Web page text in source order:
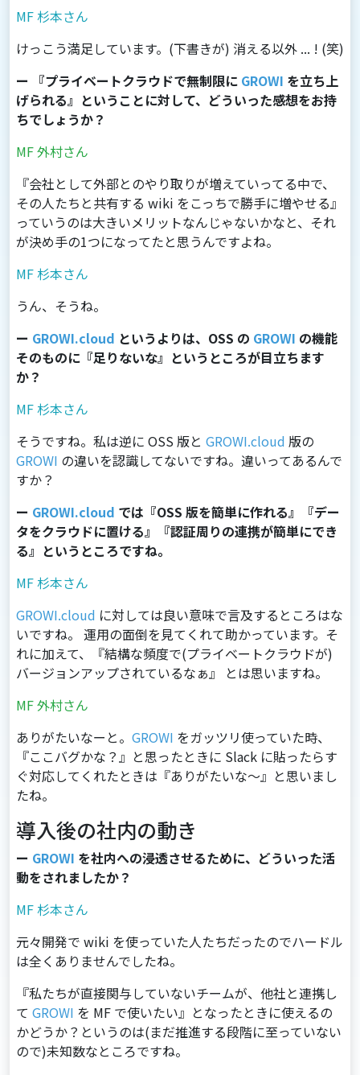
MF 杉本さん
けっこう満足しています。(下書きが) 消える以外 ... ! (笑)
ー 『プライベートクラウドで無制限に GROWI を立ち上
げられる』ということに対して、どういった感想をお持
ちでしょうか？
MF 外村さん
『会社として外部とのやり取りが増えていってる中で、
その人たちと共有する wiki をこっちで勝手に増やせる』
っていうのは大きいメリットなんじゃないかなと、それ
が決め手の1つになってたと思うんですよね。
MF 杉本さん
うん、そうね。
ー GROWI.cloud というよりは、OSS の GROWI の機能
そのものに『足りないな』というところが目立ちます
か？
MF 杉本さん
そうですね。私は逆に OSS 版と GROWI.cloud 版の
GROWI の違いを認識してないですね。違いってあるんで
すか？
ー GROWI.cloud では『OSS 版を簡単に作れる』『デー
タをクラウドに置ける』『認証周りの連携が簡単にでき
る』というところですね。
MF 杉本さん
GROWI.cloud に対しては良い意味で言及するところはな
いですね。 運用の面倒を見てくれて助かっています。そ
れに加えて、『結構な頻度で(プライベートクラウドが)
バージョンアップされているなぁ』 とは思いますね。
MF 外村さん
ありがたいなーと。 GROWI をガッツリ使っていた時、
『ここバグかな？』と思ったときに Slack に貼ったらす
ぐ対応してくれたときは『ありがたいな～』と思いまし
たね。
導入後の社内の動き
ー GROWI を社内への浸透させるために、どういった活
動をされましたか？
MF 杉本さん
元々開発で wiki を使っていた人たちだったのでハードル
は全くありませんでしたね。
『私たちが直接関与していないチームが、他社と連携し
て GROWI を MF で使いたい』となったときに使えるの
かどうか？というのは(まだ推進する段階に至っていない
ので)未知数なところですね。